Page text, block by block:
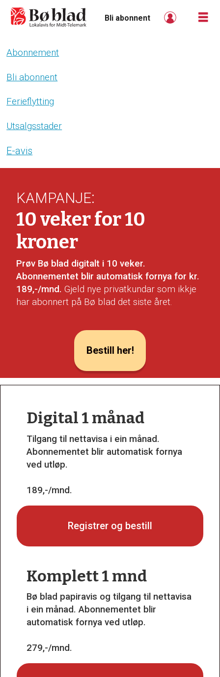
Bli abonnent
Bli
abonnent
boblad
Abonnement
Bli abonnent
Ferieflytting
Utsalgsstader
E-avis
KAMPANJE:
10 veker for 10
kroner
Prøv Bø blad digitalt i 10 veker.
Abonnementet blir automatisk fornya for kr.
189,-/mnd.Gjeld nye privatkundar som ikkje
har abonnert på Bø blad det siste året.
Bestill her!
Digital 1 månad
Tilgang til nettavisa i ein månad.
Abonnementet blir automatisk fornya
ved utløp.
189,-/mnd.
Registrer og bestill
Komplett 1 mnd
Bø blad papiravis og tilgang til nettavisa
i ein månad. Abonnementet blir
automatisk fornya ved utløp.
279,-/mnd.